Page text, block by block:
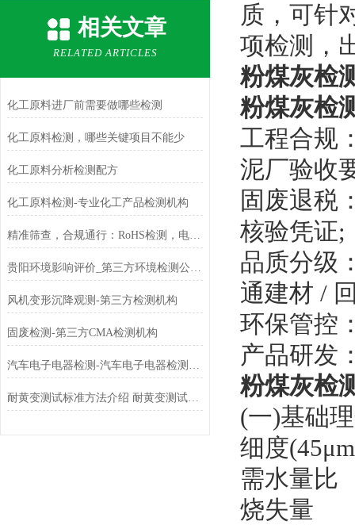
相关文章
RELATED ARTICLES
化工原料进厂前需要做哪些检测
化工原料检测，哪些关键项目不能少
化工原料分析检测配方
化工原料检测-专业化工产品检测机构
精准筛查，合规通行：RoHS检测，电子电气产品全球准入的绿色密钥
贵阳环境影响评价_第三方环境检测公司[中科检测]
风机变形沉降观测-第三方检测机构
固废检测-第三方CMA检测机构
汽车电子电器检测-汽车电子电器检测方法-汽车电子电器检测标准
耐黄变测试标准方法介绍 耐黄变测试时间多久
质，可针
项检测，
粉煤灰检
粉煤灰检
工程合规
泥厂验收
固废退税
核验凭证;
品质分级
通建材 /
环保管控
产品研发
粉煤灰检
(一)基础
细度
需水量比
烧失量